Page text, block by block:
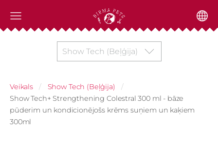
Show Tech (Beļģija)
Veikals
Show Tech (Beļģija)
Show Tech+ Strengthening Colestral 300 ml - bāze
pūderim un kondicionējošs krēms suņiem un kaķiem
300ml